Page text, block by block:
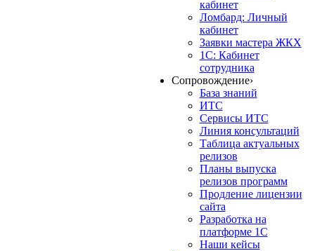
кабинет
Ломбард: Личный
кабинет
Заявки мастера ЖКХ
1С: Кабинет
сотрудника
Сопровождение›
База знаний
ИТС
Сервисы ИТС
Линия консультаций
Таблица актуальных
релизов
Планы выпуска
релизов программ
Продление лицензии
сайта
Разработка на
платформе 1С
Наши кейсы